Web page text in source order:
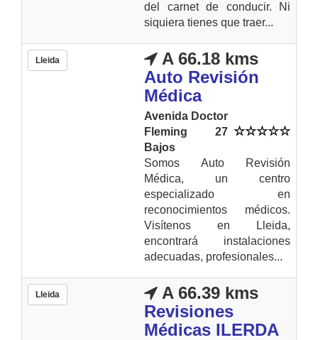
del carnet de conducir. Ni
siquiera tienes que traer...
Lleida
A 66.18 kms
Auto Revisión
Médica
Avenida Doctor
Fleming 27
Bajos
Somos Auto Revisión
Médica, un centro
especializado en
reconocimientos médicos.
Visítenos en Lleida,
encontrará instalaciones
adecuadas, profesionales...
Lleida
A 66.39 kms
Revisiones
Médicas ILERDA